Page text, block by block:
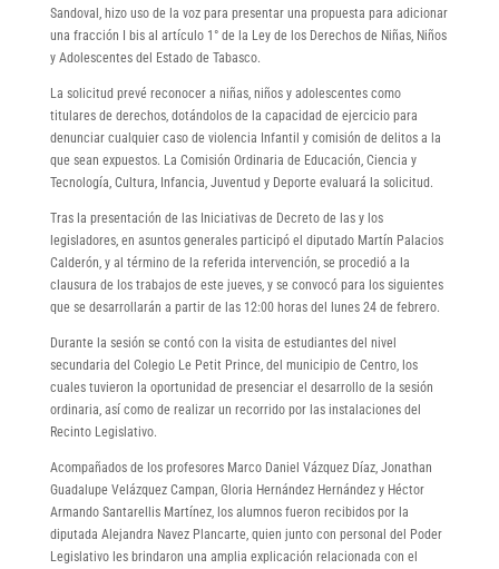
Sandoval, hizo uso de la voz para presentar una propuesta para adicionar
una fracción I bis al artículo 1° de la Ley de los Derechos de Niñas, Niños
y Adolescentes del Estado de Tabasco.
La solicitud prevé reconocer a niñas, niños y adolescentes como
titulares de derechos, dotándolos de la capacidad de ejercicio para
denunciar cualquier caso de violencia Infantil y comisión de delitos a la
que sean expuestos. La Comisión Ordinaria de Educación, Ciencia y
Tecnología, Cultura, Infancia, Juventud y Deporte evaluará la solicitud.
Tras la presentación de las Iniciativas de Decreto de las y los
legisladores, en asuntos generales participó el diputado Martín Palacios
Calderón, y al término de la referida intervención, se procedió a la
clausura de los trabajos de este jueves, y se convocó para los siguientes
que se desarrollarán a partir de las 12:00 horas del lunes 24 de febrero.
Durante la sesión se contó con la visita de estudiantes del nivel
secundaria del Colegio Le Petit Prince, del municipio de Centro, los
cuales tuvieron la oportunidad de presenciar el desarrollo de la sesión
ordinaria, así como de realizar un recorrido por las instalaciones del
Recinto Legislativo.
Acompañados de los profesores Marco Daniel Vázquez Díaz, Jonathan
Guadalupe Velázquez Campan, Gloria Hernández Hernández y Héctor
Armando Santarellis Martínez, los alumnos fueron recibidos por la
diputada Alejandra Navez Plancarte, quien junto con personal del Poder
Legislativo les brindaron una amplia explicación relacionada con el